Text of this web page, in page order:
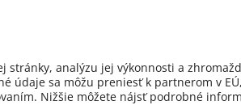
stránky, analýzu jej výkonnosti a
údaje sa môžu preniesť k partnerom v
Nižšie môžete nájsť podrobné